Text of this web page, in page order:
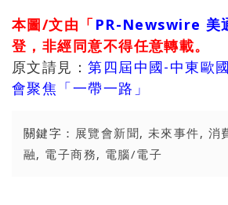
本圖/文由「 PR-Newswire 美
登，非經同意不得任意轉載。
原文請見：第四屆中國-中東歐
會聚焦「一帶一路」
關鍵字： 展覽會新聞, 未來事件, 消
融, 電子商務, 電腦/電子